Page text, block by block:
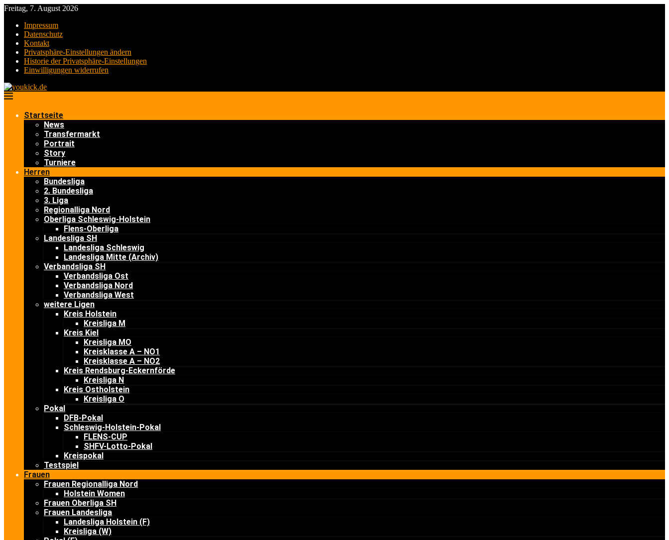
Freitag, 7. August 2026
Impressum
Datenschutz
Kontakt
Privatsphäre-Einstellungen ändern
Historie der Privatsphäre-Einstellungen
Einwilligungen widerrufen
Startseite
News
Transfermarkt
Portrait
Story
Turniere
Herren
Bundesliga
2. Bundesliga
3. Liga
Regionalliga Nord
Oberliga Schleswig-Holstein
Flens-Oberliga
Landesliga SH
Landesliga Schleswig
Landesliga Mitte (Archiv)
Verbandsliga SH
Verbandsliga Ost
Verbandsliga Nord
Verbandsliga West
weitere Ligen
Kreis Holstein
Kreisliga M
Kreis Kiel
Kreisliga MO
Kreisklasse A – NO1
Kreisklasse A – NO2
Kreis Rendsburg-Eckernförde
Kreisliga N
Kreis Ostholstein
Kreisliga O
Pokal
DFB-Pokal
Schleswig-Holstein-Pokal
FLENS-CUP
SHFV-Lotto-Pokal
Kreispokal
Testspiel
Frauen
Frauen Regionalliga Nord
Holstein Women
Frauen Oberliga SH
Frauen Landesliga
Landesliga Holstein (F)
Kreisliga (W)